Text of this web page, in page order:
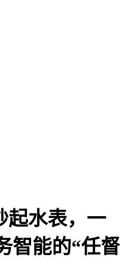
起水表，一
智能的“任督